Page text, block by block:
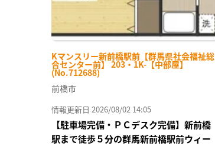
Kマンスリー新前橋駅前【群馬県社会福祉総
合センター前】 203・1K-【中部屋】
(No.712688)
前橋市
情報更新日 2026/08/02 14:05
【駐車場完備・ＰＣデスク完備】新前橋
駅まで徒歩５分の群馬新前橋駅前ウィー